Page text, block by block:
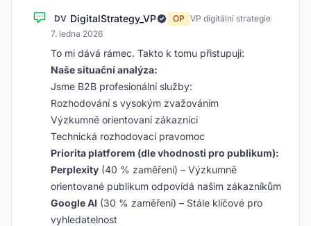
DV DigitalStrategy_VP OP VP digitální strategie·
7. ledna 2026
To mi dává rámec. Takto k tomu přistupuji:
Naše situační analýza:
Jsme B2B profesionální služby:
Rozhodování s vysokým zvažováním
Výzkumně orientovaní zákazníci
Technická rozhodovací pravomoc
Priorita platforem (dle vhodnosti pro publikum):
Perplexity (40 % zaměření) – Výzkumně
orientované publikum odpovídá našim zákazníkům
Google AI (30 % zaměření) – Stále klíčové pro
vyhledatelnost